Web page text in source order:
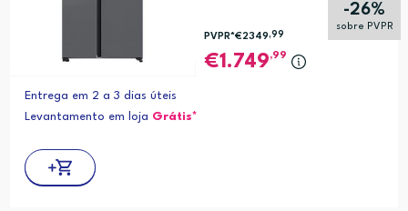
de
-26%
sobre PVPR
PVPR*€2349,99
1.749,99
Entrega em 2 a 3 dias úteis
Levantamento em loja Grátis*